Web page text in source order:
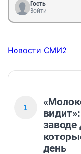
Гость
Войти
Новости СМИ2
1
заводе
день